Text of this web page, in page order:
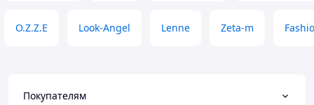
O.Z.Z.E Look-Angel Lenne Zeta-m
Покупателям